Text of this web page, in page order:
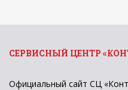
СЕРВИСНЫЙ ЦЕНТР
Официальный сайт СЦ